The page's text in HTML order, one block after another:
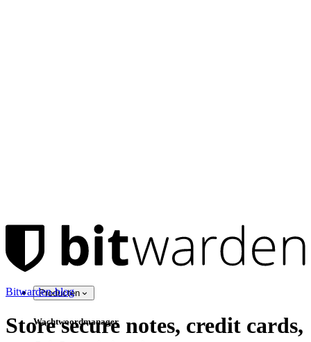
Producten
Wachtwoordmanager
Bitwarden-blog
Store secure notes, credit cards,